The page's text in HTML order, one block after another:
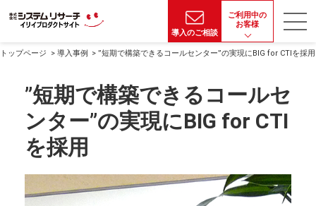
導入のご相談
ご利用中の
お客様
トップページ 導入事例 ”短期で構築できるコールセンター”の実現にBIG for CTIを採用
”短期で構築できるコールセ
ンター”の実現にBIG for CTI
を採用